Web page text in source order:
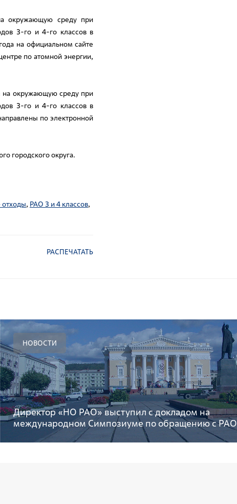
окружающую среду при
3-го и 4-го классов в
на официальном сайте
по атомной энергии,
на окружающую среду при
3-го и 4-го классов в
по электронной
городского округа.
отходы, РАО 3 и 4 классов,
РАСПЕЧАТАТЬ
НОВОСТИ
Директор «НО РАО» выступил с докладом на
международном Симпозиуме по обращению с РАО